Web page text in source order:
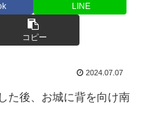
LINE
コピー
2024.07.07
た後、お城に背を向け南